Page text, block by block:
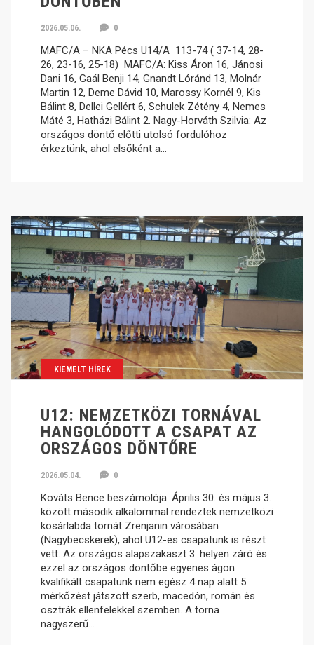
2026.05.06. 0
MAFC/A – NKA Pécs U14/A 113-74 ( 37-14, 28-
26, 23-16, 25-18) MAFC/A: Kiss Áron 16, Jánosi
Dani 16, Gaál Benji 14, Gnandt Lóránd 13, Molnár
Martin 12, Deme Dávid 10, Marossy Kornél 9, Kis
Bálint 8, Dellei Gellért 6, Schulek Zétény 4, Nemes
Máté 3, Hatházi Bálint 2. Nagy-Horváth Szilvia: Az
országos döntő előtti utolsó fordulóhoz
érkeztünk, ahol elsőként a…
KIEMELT HÍREK
U12: NEMZETKÖZI TORNÁVAL
HANGOLÓDOTT A CSAPAT AZ
ORSZÁGOS DÖNTŐRE
2026.05.04. 0
Kováts Bence beszámolója: Április 30. és május 3.
között második alkalommal rendeztek nemzetközi
kosárlabda tornát Zrenjanin városában
(Nagybecskerek), ahol U12-es csapatunk is részt
vett. Az országos alapszakaszt 3. helyen záró és
ezzel az országos döntőbe egyenes ágon
kvalifikált csapatunk nem egész 4 nap alatt 5
mérkőzést játszott szerb, macedón, román és
osztrák ellenfelekkel szemben. A torna
nagyszerű…